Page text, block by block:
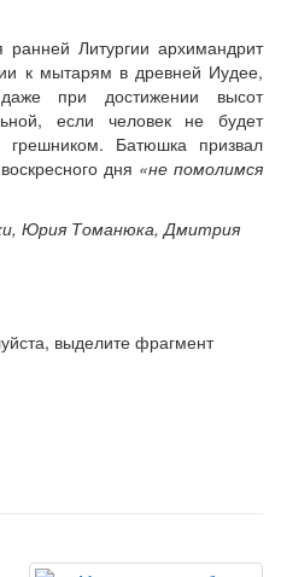
Литургии архимандрит
к мытарям в древней Иудее,
при достижении высот
если человек не будет
Батюшка призвал
дня «не помолимся
Юрия Томанюка, Дмитрия
выделите фрагмент